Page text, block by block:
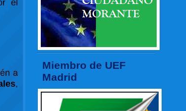
Miembro de UEF
Madrid
el
a
,